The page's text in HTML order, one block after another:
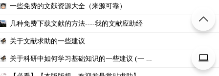
一些免费的文献资源大全（来源可靠）
几种免费下载文献的方法----我的文献应助经
关于文献求助的一些建议
关于科研中如何学习基础知识的一些建议 (一 ...